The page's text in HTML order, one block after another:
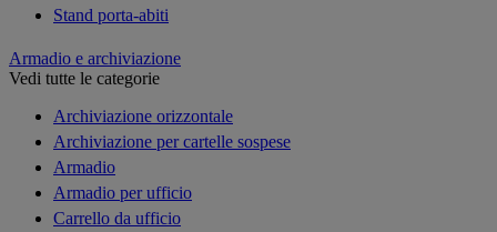
Stand porta-abiti
Armadio e archiviazione
Vedi tutte le categorie
Archiviazione orizzontale
Archiviazione per cartelle sospese
Armadio
Armadio per ufficio
Carrello da ufficio